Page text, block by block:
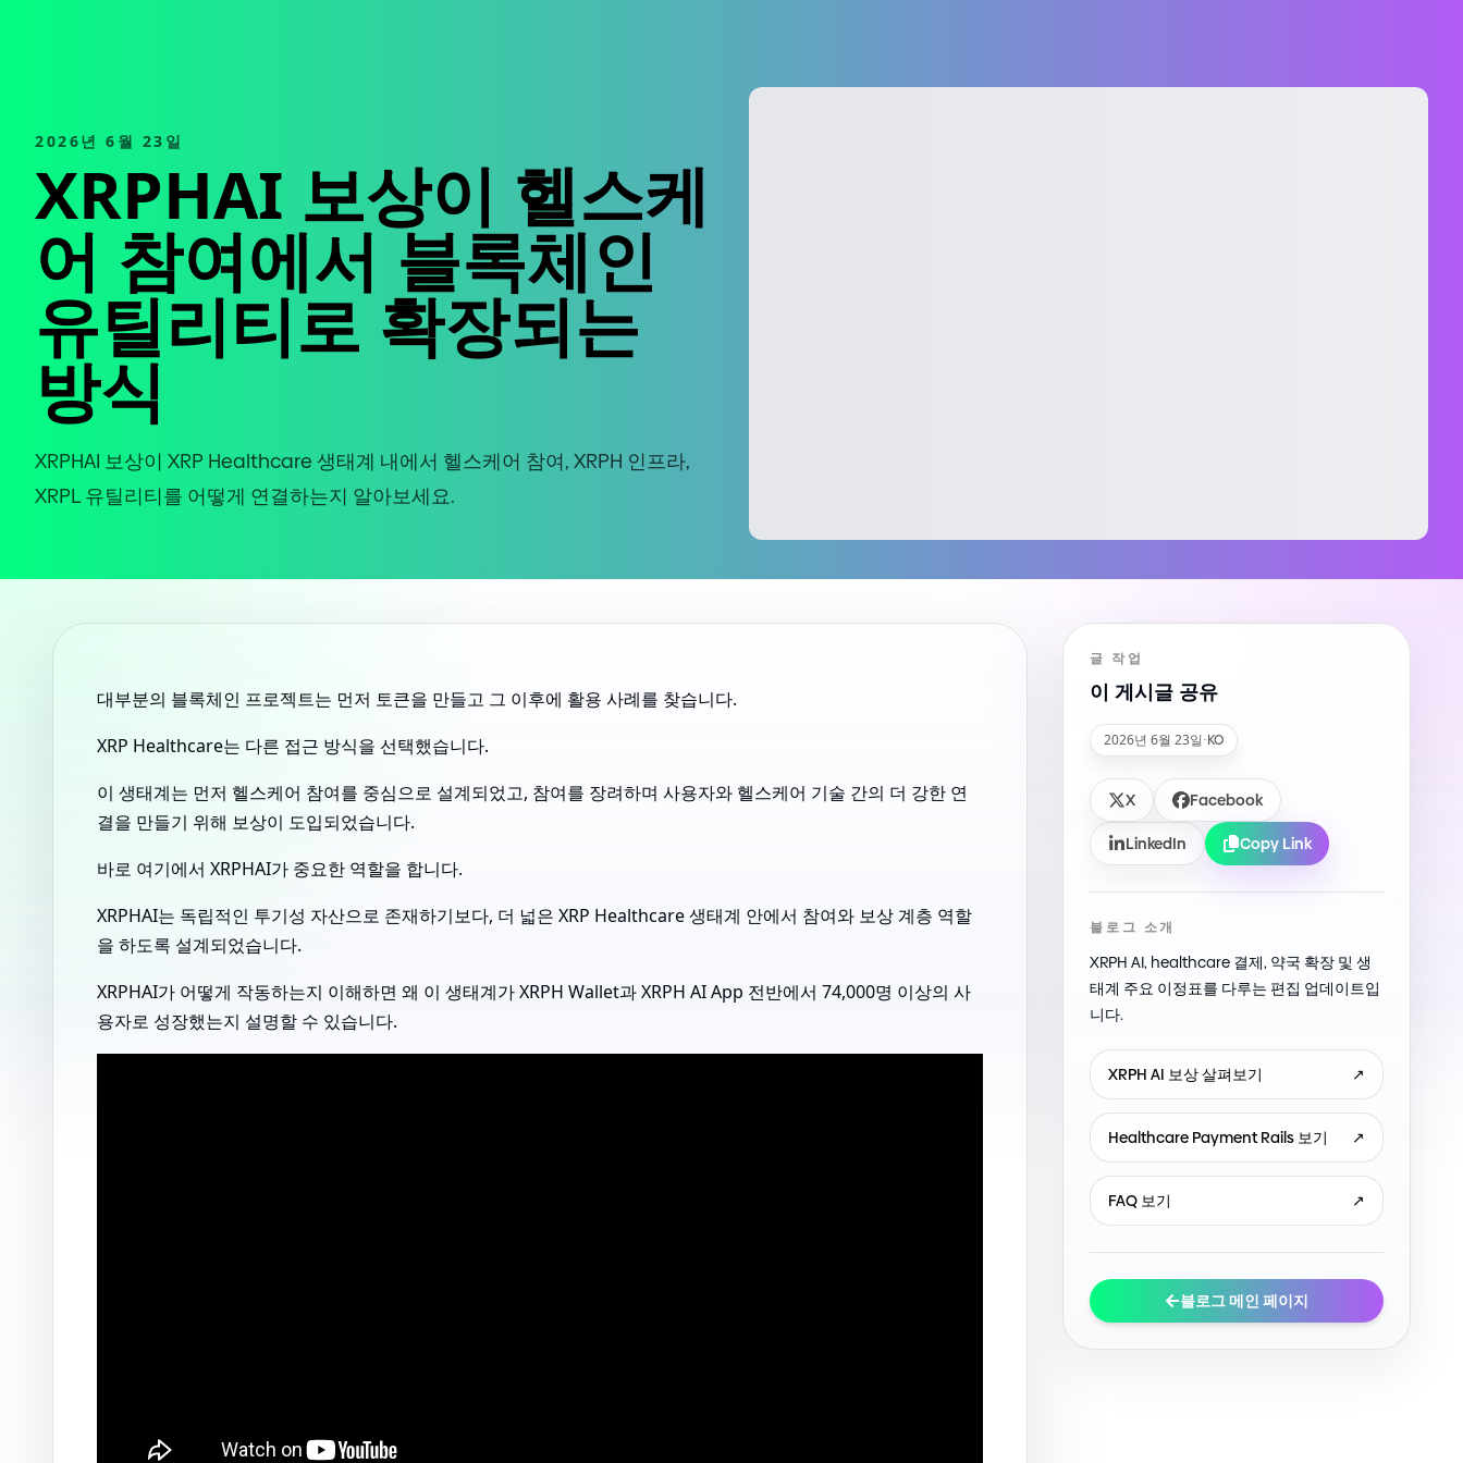
2026년 6월 23일
XRPHAI 보상이 헬스케
어 참여에서 블록체인
유틸리티로 확장되는
방식
XRPHAI 보상이 XRP Healthcare 생태계 내에서 헬스케어 참여, XRPH 인프라,
XRPL 유틸리티를 어떻게 연결하는지 알아보세요.
대부분의 블록체인 프로젝트는 먼저 토큰을 만들고 그 이후에 활용 사례를 찾습니다.
XRP Healthcare는 다른 접근 방식을 선택했습니다.
이 생태계는 먼저 헬스케어 참여를 중심으로 설계되었고, 참여를 장려하며 사용자와 헬스케어 기술 간의 더 강한 연
결을 만들기 위해 보상이 도입되었습니다.
바로 여기에서 XRPHAI가 중요한 역할을 합니다.
XRPHAI는 독립적인 투기성 자산으로 존재하기보다, 더 넓은 XRP Healthcare 생태계 안에서 참여와 보상 계층 역할
을 하도록 설계되었습니다.
XRPHAI가 어떻게 작동하는지 이해하면 왜 이 생태계가 XRPH Wallet과 XRPH AI App 전반에서 74,000명 이상의 사
용자로 성장했는지 설명할 수 있습니다.
글 작업
이 게시글 공유
2026년 6월 23일·KO
X
Facebook
LinkedIn
Copy Link
블로그 소개
XRPH AI, healthcare 결제, 약국 확장 및 생
태계 주요 이정표를 다루는 편집 업데이트입
니다.
XRPH AI 보상 살펴보기 ↗
Healthcare Payment Rails 보기 ↗
FAQ 보기 ↗
블로그 메인 페이지